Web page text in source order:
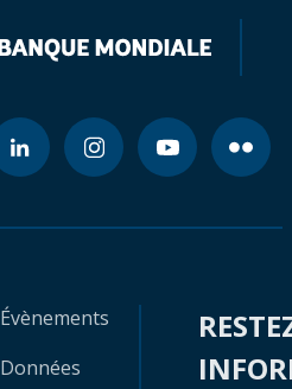
Évènements
Données